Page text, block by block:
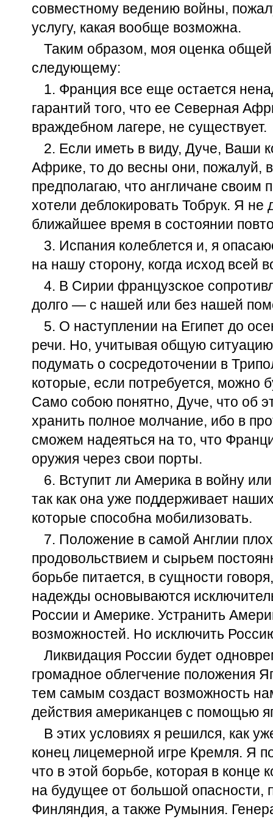
совместному ведению войны,
услугу, какая вообще возможна.
Таким образом, моя оценка общей
следующему:
1. Франция все еще остается
гарантий того, что ее Северная
враждебном лагере, не существует.
2. Если иметь в виду, Дуче, Ваши
Африке, то до весны они, пожалуй,
предполагаю, что англичане своим
хотели деблокировать Тобрук. Я
ближайшее время в состоянии
3. Испания колеблется и, я
на нашу сторону, когда исход всей
4. В Сирии французское
долго — с нашей или без нашей
5. О наступлении на Египет до
речи. Но, учитывая общую
подумать о сосредоточении в
которые, если потребуется, можно
Само собою понятно, Дуче, что об
хранить полное молчание, ибо в
сможем надеяться на то, что
оружия через свои порты.
6. Вступит ли Америка в войну
так как она уже поддерживает
которые способна мобилизовать.
7. Положение в самой Англии
продовольствием и сырьем
борьбе питается, в сущности
надежды основываются
России и Америке. Устранить
возможностей. Но исключить
Ликвидация России будет
громадное облегчение положения
тем самым создаст возможность
действия американцев с помощью
В этих условиях я решился, как
конец лицемерной игре Кремля. Я
что в этой борьбе, которая в конце
на будущее от большой опасности,
Финляндия, а также Румыния.